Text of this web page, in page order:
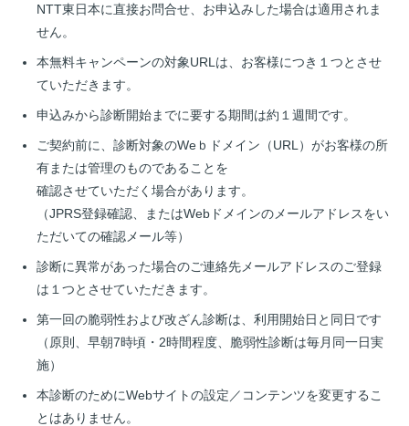
NTT東日本に直接お問合せ、お申込みした場合は適用されま
せん。
本無料キャンペーンの対象URLは、お客様につき１つとさせ
ていただきます。
申込みから診断開始までに要する期間は約１週間です。
ご契約前に、診断対象のWeｂドメイン（URL）がお客様の所
有または管理のものであることを
確認させていただく場合があります。
（JPRS登録確認、またはWebドメインのメールアドレスをい
ただいての確認メール等）
診断に異常があった場合のご連絡先メールアドレスのご登録
は１つとさせていただきます。
第一回の脆弱性および改ざん診断は、利用開始日と同日です
（原則、早朝7時頃・2時間程度、脆弱性診断は毎月同一日実
施）
本診断のためにWebサイトの設定／コンテンツを変更するこ
とはありません。